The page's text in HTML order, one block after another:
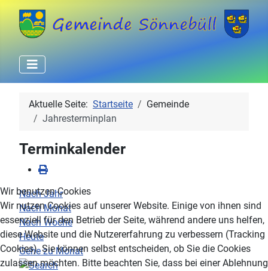
Aktuelle Seite: Startseite
Gemeinde
Jahresterminplan
Terminkalender
Nach Jahr
Nach Monat
Nach Woche
Heute
Gehe zu Monat
Wir benutzen Cookies
Wir nutzen Cookies auf unserer Website. Einige von ihnen sind
essenziell für den Betrieb der Seite, während andere uns helfen,
diese Website und die Nutzererfahrung zu verbessern (Tracking
Cookies). Sie können selbst entscheiden, ob Sie die Cookies
zulassen möchten. Bitte beachten Sie, dass bei einer Ablehnung